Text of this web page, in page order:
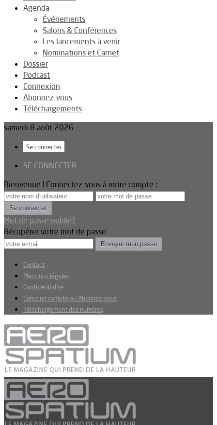
Agenda
Événements
Salons & Conférences
Les lancements à venir
Nominations et Carnet
Dossier
Podcast
Connexion
Abonnez-vous
Téléchargements
samedi 8 août 2026
Se connecter
SE CONNECTER
Bienvenue ! Connectez-vous à votre compte :
Mot de passe oublié?
Récupérer votre mot de passe
Contact
Mentions légales
Confidentialité
Créez un compte ou Abonnez-vous
Téléchargement des numéros